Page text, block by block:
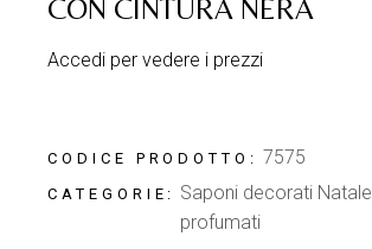
CON CINTURA NERA
Accedi per vedere i prezzi
CODICE PRODOTTO: 7575
CATEGORIE: Saponi decorati Natale
profumati